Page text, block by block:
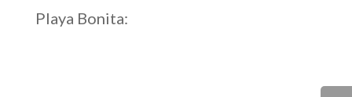
Playa Bonita: